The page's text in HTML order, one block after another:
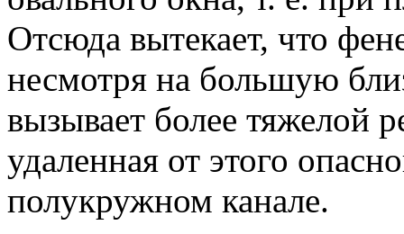
Отсюда вытекает, что
несмотря на большую
вызывает более тяжелой
удаленная от этого
полукружном канале.